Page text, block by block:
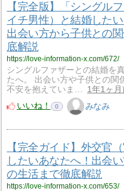
【完全版】「シングル
イチ男性）と結婚したい
出会い方から子供との
底解説
https://love-information-x.com/672/
シングルファザーとの結婚を
たへ。 出会い方や子供との関
不安を抱えていま…
1年1ヶ月
いいね！
0 みなみ
【完全ガイド】外交官
したいあなたへ！出会
の生活まで徹底解説
https://love-information-x.com/653/